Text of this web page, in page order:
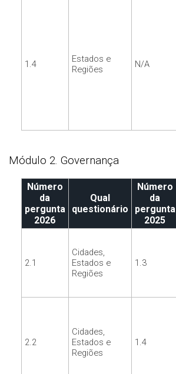
1.4
Estados e
Regiões
N/A
Módulo 2. Governança
Número
da
pergunta
2026
Qual
questionário
Número
da
pergunta
2025
2.1
Cidades,
Estados e
Regiões
1.3
2.2
Cidades,
Estados e
Regiões
1.4